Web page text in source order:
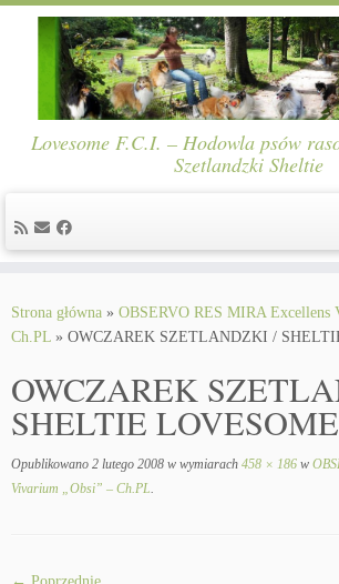
content
Lovesome F.C.I. – Hodowla psów
Szetlandzki Sheltie
Strona główna » OBSERVO RES MIRA Excellens
Ch.PL » OWCZAREK SZETLANDZKI /
OWCZAREK
SHELTIE LOVESOME
Opublikowano 2 lutego 2008 w wymiarach 458 × 186 w
Vivarium „Obsi” – Ch.PL.